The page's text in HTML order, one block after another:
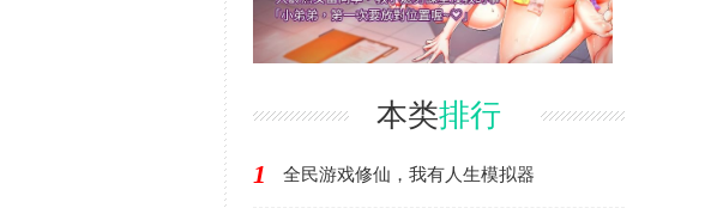
本类排行
1 全民游戏修仙，我有人生模拟器